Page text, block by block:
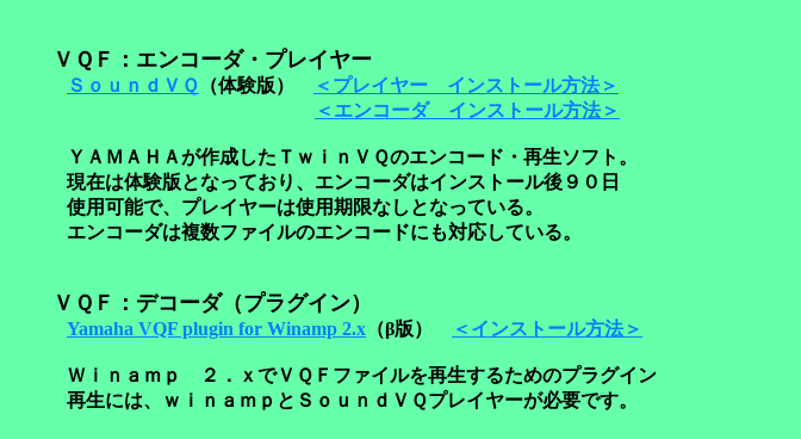
ＶＱＦ：エンコーダ・プレイヤー
ＳｏｕｎｄＶＱ （体験版）
＜プレイヤー インストール方法＞
＜エンコーダ インストール方法＞
ＹＡＭＡＨＡが作成したＴｗｉｎＶＱのエンコード・再生ソフト。
現在は体験版となっており、エンコーダはインストール後９０日
使用可能で、プレイヤーは使用期限なしとなっている。
エンコーダは複数ファイルのエンコードにも対応している。
ＶＱＦ：デコーダ（プラグイン）
Yamaha VQF plugin for Winamp 2.x （β版） ＜インストール方法＞
Ｗｉｎａｍｐ ２．ｘでＶＱＦファイルを再生するためのプラグイン
再生には、ｗｉｎａｍｐとＳｏｕｎｄＶＱプレイヤーが必要です。